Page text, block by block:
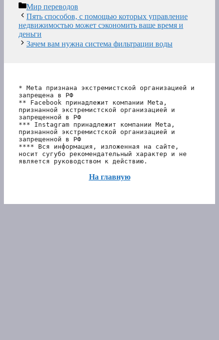
Рубрики
Мир переводов
Пять способов, с помощью которых управление
недвижимостью может сэкономить ваше время и
деньги
Зачем вам нужна система фильтрации воды
* Meta признана экстремистской организацией и
запрещена в РФ
** Facebook принадлежит компании Meta,
признанной экстремистской организацией и
запрещенной в РФ
*** Instagram принадлежит компании Meta,
признанной экстремистской организацией и
запрещенной в РФ
**** Вся информация, изложенная на сайте,
носит сугубо рекомендательный характер и не
является руководством к действию.
На главную